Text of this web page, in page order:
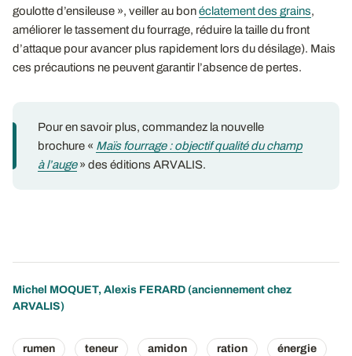
goulotte d’ensileuse », veiller au bonéclatement des grains,
améliorer le tassement du fourrage, réduire la taille du front
d’attaque pour avancer plus rapidement lors du désilage). Mais
ces précautions ne peuvent garantir l’absence de pertes.
Pour en savoir plus, commandez la nouvelle
brochure « Maïs fourrage : objectif qualité du champ
à l’auge» des éditions ARVALIS.
Michel MOQUET, Alexis FERARD (anciennement chez
ARVALIS)
rumen teneur amidon ration énergie